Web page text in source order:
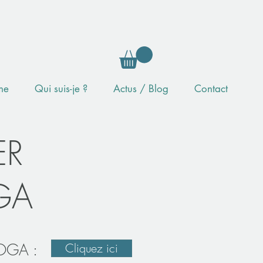
Qui suis-je ? Actus / Blog Contact
Cliquez ici
: